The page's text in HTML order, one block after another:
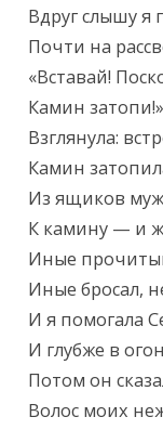
Вдруг слышу я
Почти на
«Вставай!
Камин
Взглянула:
Камин
Из ящиков
К камину — и
Иные
Иные бросал,
И я помогала
И глубже в
Потом он
Волос моих